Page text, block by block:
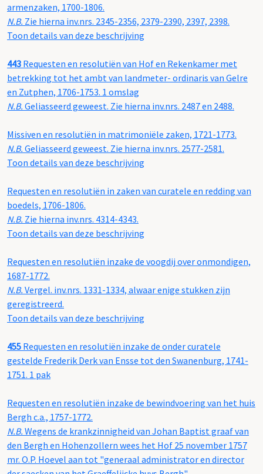
armenzaken, 1700-1806.
N.B. Zie hierna inv.nrs. 2345-2356, 2379-2390, 2397, 2398.
Toon details van deze beschrijving
443 Requesten en resolutiën van Hof en Rekenkamer met
betrekking tot het ambt van landmeter- ordinaris van Gelre
en Zutphen, 1706-1753. 1 omslag
N.B. Geliasseerd geweest. Zie hierna inv.nrs. 2487 en 2488.
Missiven en resolutiën in matrimoniële zaken, 1721-1773.
N.B. Geliasseerd geweest. Zie hierna inv.nrs. 2577-2581.
Toon details van deze beschrijving
Requesten en resolutiën in zaken van curatele en redding van
boedels, 1706-1806.
N.B. Zie hierna inv.nrs. 4314-4343.
Toon details van deze beschrijving
Requesten en resolutiën inzake de voogdij over onmondigen,
1687-1772.
N.B. Vergel. inv.nrs. 1331-1334, alwaar enige stukken zijn
geregistreerd.
Toon details van deze beschrijving
455 Requesten en resolutiën inzake de onder curatele
gestelde Frederik Derk van Ensse tot den Swanenburg, 1741-
1751. 1 pak
Requesten en resolutiën inzake de bewindvoering van het huis
Bergh c.a., 1757-1772.
N.B. Wegens de krankzinnigheid van Johan Baptist graaf van
den Bergh en Hohenzollern wees het Hof 25 november 1757
mr. O.P. Hoevel aan tot "generaal administrator en director